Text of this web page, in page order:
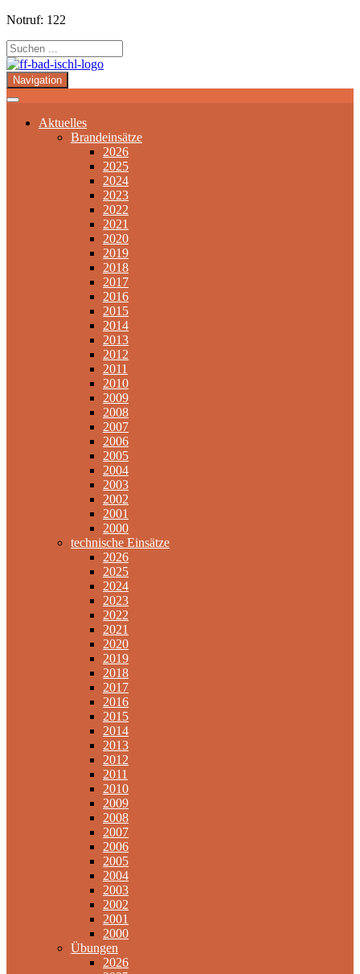
Notruf: 122
Navigation
Aktuelles
Brandeinsätze
2026
2025
2024
2023
2022
2021
2020
2019
2018
2017
2016
2015
2014
2013
2012
2011
2010
2009
2008
2007
2006
2005
2004
2003
2002
2001
2000
technische Einsätze
2026
2025
2024
2023
2022
2021
2020
2019
2018
2017
2016
2015
2014
2013
2012
2011
2010
2009
2008
2007
2006
2005
2004
2003
2002
2001
2000
Übungen
2026